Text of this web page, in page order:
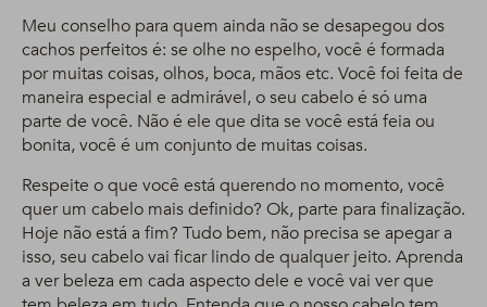
Meu conselho para quem ainda não se desapegou dos
cachos perfeitos é: se olhe no espelho, você é formada
por muitas coisas, olhos, boca, mãos etc. Você foi feita de
maneira especial e admirável, o seu cabelo é só uma
parte de você. Não é ele que dita se você está feia ou
bonita, você é um conjunto de muitas coisas.
Respeite o que você está querendo no momento, você
quer um cabelo mais definido? Ok, parte para finalização.
Hoje não está a fim? Tudo bem, não precisa se apegar a
isso, seu cabelo vai ficar lindo de qualquer jeito. Aprenda
a ver beleza em cada aspecto dele e você vai ver que